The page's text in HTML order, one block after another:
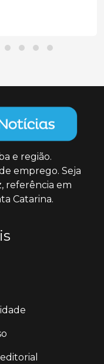
e região.
emprego. Seja
referência em
Catarina.